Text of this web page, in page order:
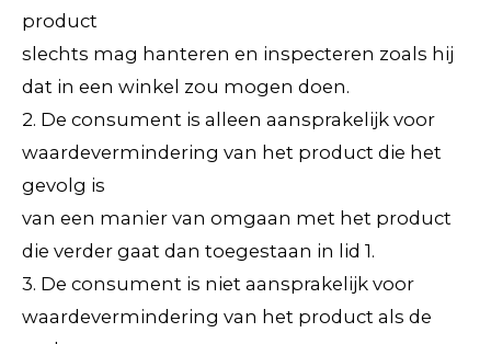
product
slechts mag hanteren en inspecteren zoals hij
dat in een winkel zou mogen doen.
2. De consument is alleen aansprakelijk voor
waardevermindering van het product die het
gevolg is
van een manier van omgaan met het product
die verder gaat dan toegestaan in lid 1.
3. De consument is niet aansprakelijk voor
waardevermindering van het product als de